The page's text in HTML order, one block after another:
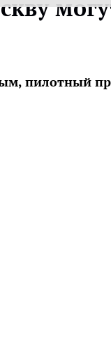
пилотный